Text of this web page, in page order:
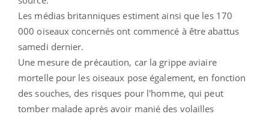
Les médias britanniques estiment ainsi que les 170
000 oiseaux concernés ont commencé à être abattus
samedi dernier.
Une mesure de précaution, car la grippe aviaire
mortelle pour les oiseaux pose également, en fonction
des souches, des risques pour l'homme, qui peut
tomber malade après avoir manié des volailles